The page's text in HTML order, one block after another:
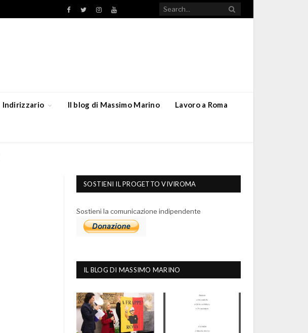
Facebook
TwitterInstagramYouTube
Indirizzario Il blog di Massimo Marino Lavoro a Roma
SOSTIENI IL PROGETTO VIVIROMA
Sostieni la comunicazione indipendente
IL BLOG DI MASSIMO MARINO